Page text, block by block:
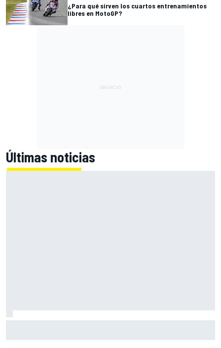
¿Para qué sirven los cuartos entrenamientos
libres en MotoGP?
Últimas noticias